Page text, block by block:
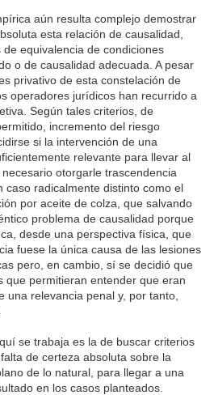
aún resulta complejo demostrar
esta relación de causalidad,
equivalencia de condiciones
o de causalidad adecuada. A pesar
privativo de esta constelación de
operadores jurídicos han recurrido a
Según tales criterios, de
incremento del riesgo
si la intervención de una
relevante para llevar al
otorgarle trascendencia
caso radicalmente distinto como el
por aceite de colza, que salvando
problema de causalidad porque
desde una perspectiva física, que
fuese la única causa de las lesiones
pero, en cambio, sí se decidió que
que permitieran entender que eran
una relevancia penal y, por tanto,
se trabaja es la de buscar criterios
de certeza absoluta sobre la
de lo natural, para llegar a una
en los casos planteados.